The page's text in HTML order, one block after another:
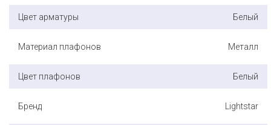
Цвет арматуры Белый
Материал плафонов Металл
Цвет плафонов Белый
Бренд Lightstar